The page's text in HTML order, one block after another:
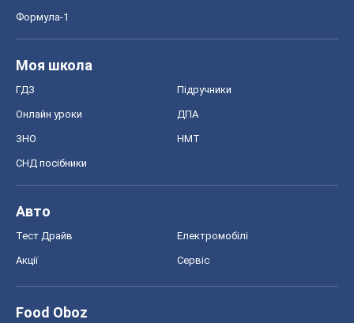
Формула-1
Моя школа
ГДЗ Підручники
Онлайн уроки ДПА
ЗНО НМТ
СНД посібники
Авто
Тест Драйв Електромобілі
Акції Сервіс
Food Oboz